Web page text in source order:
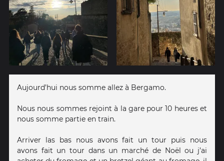
Aujourd’hui nous somme allez à Bergamo.
Nous nous sommes rejoint à la gare pour 10 heures et
nous somme partie en train.
Arriver las bas nous avons fait un tour puis nous
avons fait un tour dans un marché de Noël ou j’ai